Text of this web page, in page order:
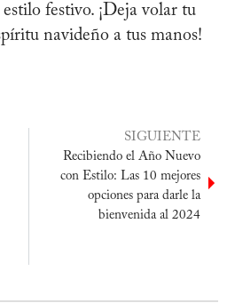
festivo. ¡Deja volar tu
navideño a tus manos!
SIGUIENTE
Recibiendo el Año Nuevo
con Estilo: Las 10 mejores
opciones para darle la
bienvenida al 2024